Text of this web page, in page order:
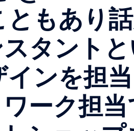
もあり
タント
ンを担当
ーク担